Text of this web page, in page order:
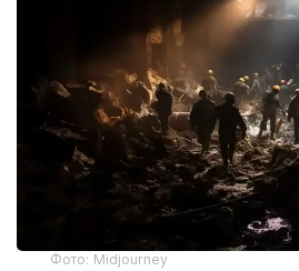
Фото: Midjourney